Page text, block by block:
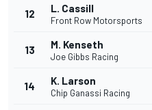
12 L. Cassill
Front Row Motorsports
13 M. Kenseth
Joe Gibbs Racing
14 K. Larson
Chip Ganassi Racing